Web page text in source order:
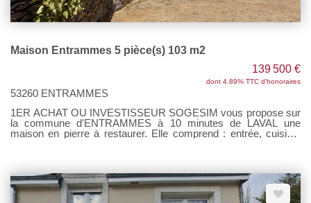
Maison Entrammes 5 pièce(s) 103 m2
139 500 €
dont 4.89% TTC d'honoraires
53260 ENTRAMMES
1ER ACHAT OU INVESTISSEUR SOGESIM vous propose sur
la commune d'ENTRAMMES à 10 minutes de LAVAL une
maison en pierre à restaurer. Elle comprend : entrée, cuisine,
disponibles sur le site Géorisques : www.georisques.gouv.fr
Pour tous renseignements, contactez Sandrine DAVENEL au
o7 67 94 90 67 Agent commercial (EI) RSAC n°103643730